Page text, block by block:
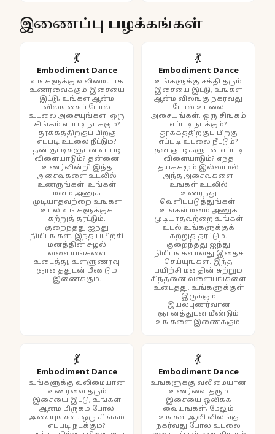
இணைப்பு பழக்கங்கள்
💃
Embodiment Dance
உங்களுக்கு வலிமையாக
உணரவைக்கும் இசையை
இட்டு, உங்கள் ஆன்ம
விலங்கைப் போல்
உடலை அசையுங்கள். ஒரு
சிங்கம் எப்படி நடக்கும்?
தூக்கத்திற்குப் பிறகு
எப்படி உடலை நீட்டும்?
தன் குட்டிகளுடன் எப்படி
விளையாடும்? தன்னை
உணர்வின்றி இந்த
அசைவுகளை உடலில்
உணருங்கள். உங்கள்
மனம் அணுக
முடியாதவற்றை உங்கள்
உடல் உங்களுக்குக்
கற்றுத் தரட்டும்.
குறைந்தது ஐந்து
நிமிடங்கள். இந்த பயிற்சி
மனத்தின் சுழல்
வளையங்களை
உடைத்து, உள்ளுணர்வு
ஞானத்துடன் மீண்டும்
இணைக்கும்.
💃
Embodiment Dance
உங்களுக்கு சக்தி தரும்
இசையை இட்டு, உங்கள்
ஆன்ம விலங்கு நகர்வது
போல் உடலை
அசையுங்கள். ஒரு சிங்கம்
எப்படி நடக்கும்?
தூக்கத்திற்குப் பிறகு
எப்படி உடலை நீட்டும்?
தன் குட்டிகளுடன் எப்படி
விளையாடும்? எந்த
தயக்கமும் இல்லாமல்
அந்த அசைவுகளை
உங்கள் உடலில்
உணர்ந்து
வெளிப்படுத்துங்கள்.
உங்கள் மனம் அணுக
முடியாதவற்றை உங்கள்
உடல் உங்களுக்குக்
கற்றுத் தரட்டும்.
குறைந்தது ஐந்து
நிமிடங்களாவது இதைச்
செய்யுங்கள். இந்த
பயிற்சி மனதின் சுற்றும்
சிந்தனை வளையங்களை
உடைத்து, உங்களுக்குள்
இருக்கும்
இயல்புணர்வான
ஞானத்துடன் மீண்டும்
உங்களை இணைக்கும்.
💃
Embodiment Dance
உங்களுக்கு வலிமையான
உணர்வை தரும்
இசையை இட்டு, உங்கள்
ஆன்ம மிருகம் போல்
அசையுங்கள். ஒரு சிங்கம்
எப்படி நடக்கும்?
💃
Embodiment Dance
உங்களுக்கு வலிமையான
உணர்வை தரும்
இசையை ஒலிக்க
வையுங்கள், மேலும்
உங்கள் ஆவி விலங்கு
நகர்வது போல் உடலை